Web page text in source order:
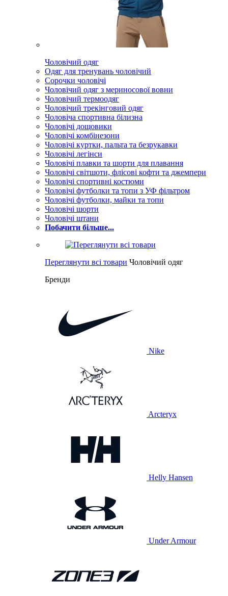
Чоловічий одяг
Одяг для тренувань чоловічий
Сорочки чоловічі
Чоловічий одяг з мериносової вовни
Чоловічий термоодяг
Чоловічий трекінговий одяг
Чоловіча спортивна білизна
Чоловічі дощовики
Чоловічі комбінезони
Чоловічі куртки, пальта та безрукавки
Чоловічі легінси
Чоловічі плавки та шорти для плавання
Чоловічі світшоти, флісові кофти та джемпери
Чоловічі спортивні костюми
Чоловічі футболки та топи з УФ фільтром
Чоловічі футболки, майки та топи
Чоловічі шорти
Чоловічі штани
Побачити більше...
Переглянути всі товари Чоловічий одяг
Бренди
Nike
Arcteryx
Helly Hansen
Under Armour